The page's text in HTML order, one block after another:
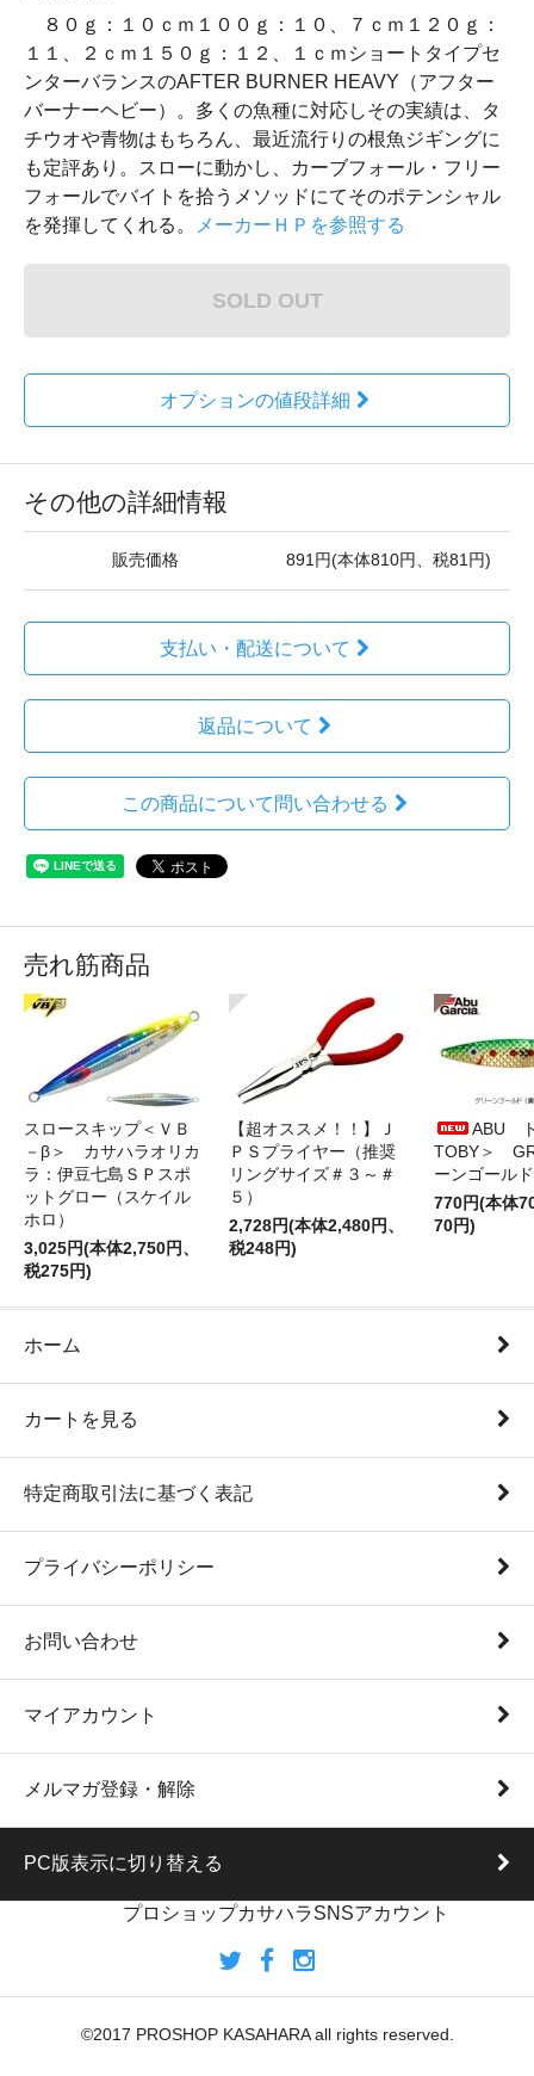
８０ｇ：１０ｃｍ１００ｇ：１０、７ｃｍ１２０ｇ：
１１、２ｃｍ１５０ｇ：１２、１ｃｍショートタイプセ
ンターバランスのAFTER BURNER HEAVY（アフター
バーナーヘビー）。多くの魚種に対応しその実績は、タ
チウオや青物はもちろん、最近流行りの根魚ジギングに
も定評あり。スローに動かし、カーブフォール・フリー
フォールでバイトを拾うメソッドにてそのポテンシャル
を発揮してくれる。
メーカーＨＰを参照する
SOLD OUT
オプションの値段詳細
その他の詳細情報
販売価格 891円(本体810円、税81円)
支払い・配送について
返品について
この商品について問い合わせる
売れ筋商品
スロースキップ＜ＶＢ
－β＞ カサハラオリカ
ラ：伊豆七島ＳＰスポ
ットグロー（スケイル
ホロ）
3,025円(本体2,750円、
税275円)
【超オススメ！！】Ｊ
ＰＳプライヤー（推奨
リングサイズ＃３～＃
５）
2,728円(本体2,480円、
税248円)
ABU
TOBY＞
ーンゴールド
770円(本体
70円)
ホーム
カートを見る
特定商取引法に基づく表記
プライバシーポリシー
お問い合わせ
マイアカウント
メルマガ登録・解除
PC版表示に切り替える
プロショップカサハラSNSアカウント
©2017 PROSHOP KASAHARA all rights reserved.